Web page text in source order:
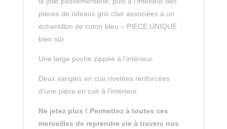
pièces de rideaux gris clair associées à un
échantillon de coton bleu – PIECE UNIQUE
bien sûr
Une large poche zippée à l’intérieur.
Deux sangles en cuir rivetées renforcées
d’une pièce en cuir à l’intérieur.
Ne jetez plus ! Permettez à toutes ces
merveilles de reprendre vie à travers nos